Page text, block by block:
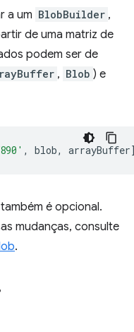
a um BlobBuilder ,
de uma matriz de
podem ser de
, Blob ) e
, blob, arrayBuffer
é opcional.
mudanças, consulte
.